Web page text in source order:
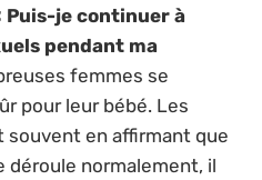
Puis-je continuer à
pendant ma
femmes se
pour leur bébé. Les
en affirmant que
déroule normalement, il